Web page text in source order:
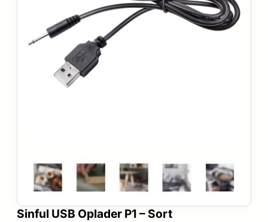
Sinful USB Oplader P1 – Sort